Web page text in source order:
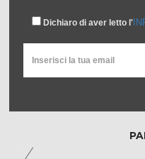
Dichiaro di aver letto l'